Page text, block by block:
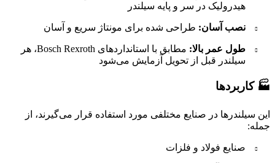
هیدرولیک در سر و پایه سیلندر
نصب آسان: طراحی شده برای مونتاژ سریع و آسان
طول عمر بالا:
مطابق با استانداردهای Bosch Rexroth، هر
سیلندر قبل از تحویل آزمایش می‌شود
🏭 کاربردها
این سیلندرها در صنایع مختلفی مورد استفاده قرار می‌گیرند، از
جمله:
صنایع فولاد و فلزات